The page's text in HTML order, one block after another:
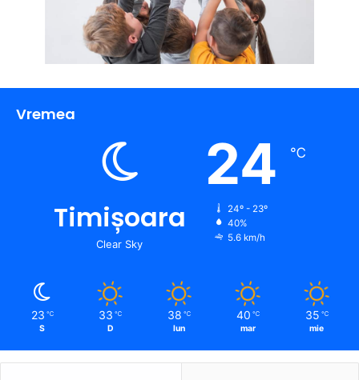
Vremea
Timișoara
Clear Sky
24 ℃
24º - 23º
40%
5.6 km/h
23 ℃
S
33 ℃
D
38 ℃
lun
40 ℃
mar
35 ℃
mie